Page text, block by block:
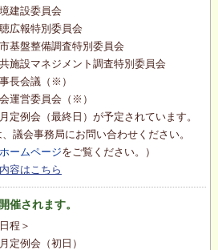
建設委員会
報特別委員会
盤整備調査特別委員会
設マネジメント調査特別委員会
会議（※）
営委員会（※）
例会（最終日）が予定されています。
議会事務局にお問い合わせください。
ームページをご覧ください。）
容はこちら
催されます。
程＞
定例会（初日）